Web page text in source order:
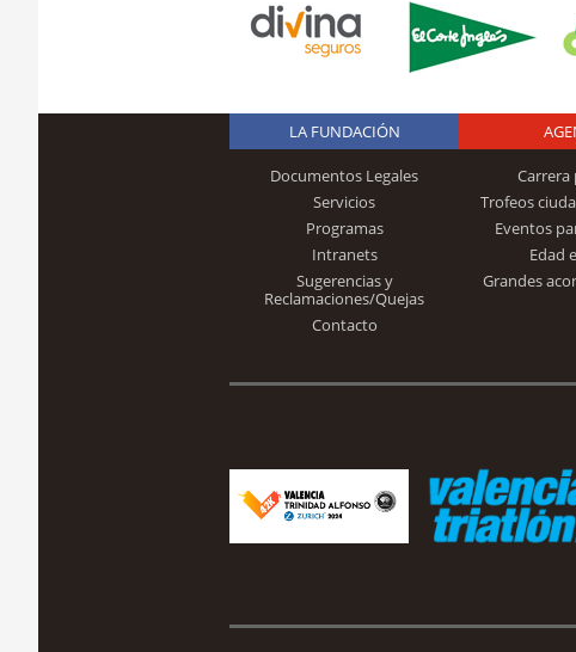
LA FUNDACIÓN
Documentos Legales
Servicios
Programas
Intranets
Sugerencias y
Reclamaciones/Quejas
Contacto
Trofeos
Eventos
Edad
Grandes